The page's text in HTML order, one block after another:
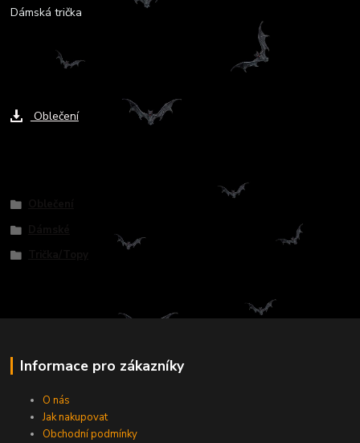
Dámská trička
Oblečení
Informace pro zákazníky
O nás
Jak nakupovat
Obchodní podmínky